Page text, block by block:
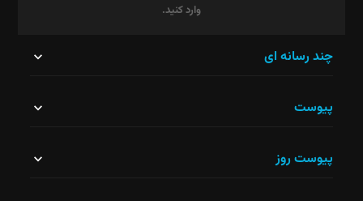
وارد کنید.
نباید
چند رسانه ای
پیوست
پیوست روز